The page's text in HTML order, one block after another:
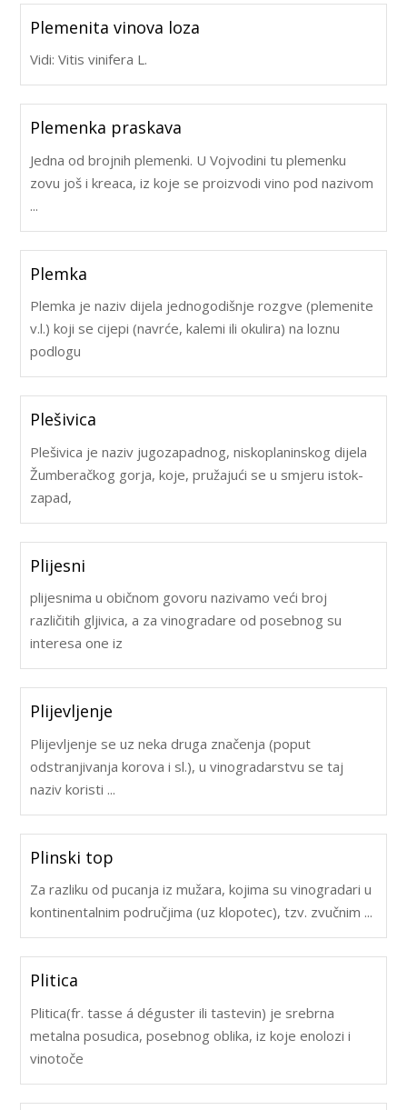
Plemenita vinova loza
Vidi: Vitis vinifera L.
Plemenka praskava
Jedna od brojnih plemenki. U Vojvodini tu plemenku
zovu još i kreaca, iz koje se proizvodi vino pod nazivom
...
Plemka
Plemka je naziv dijela jednogodišnje rozgve (plemenite
v.l.) koji se cijepi (navrće, kalemi ili okulira) na loznu
podlogu
Plešivica
Plešivica je naziv jugozapadnog, niskoplaninskog dijela
Žumberačkog gorja, koje, pružajući se u smjeru istok-
zapad,
Plijesni
plijesnima u običnom govoru nazivamo veći broj
različitih gljivica, a za vinogradare od posebnog su
interesa one iz
Plijevljenje
Plijevljenje se uz neka druga značenja (poput
odstranjivanja korova i sl.), u vinogradarstvu se taj
naziv koristi ...
Plinski top
Za razliku od pucanja iz mužara, kojima su vinogradari u
kontinentalnim područjima (uz klopotec), tzv. zvučnim ...
Plitica
Plitica(fr. tasse á déguster ili tastevin) je srebrna
metalna posudica, posebnog oblika, iz koje enolozi i
vinotoče